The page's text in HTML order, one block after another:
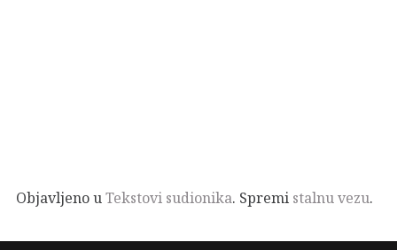
Objavljeno uTekstovi sudionika. Spremi stalnu vezu.